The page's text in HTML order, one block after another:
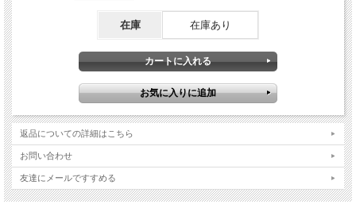
在庫 在庫あり
返品についての詳細はこちら
お問い合わせ
友達にメールですすめる